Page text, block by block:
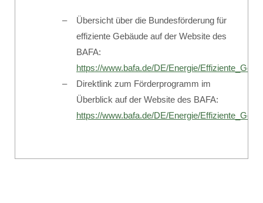
Übersicht über die Bundesförderung für
effiziente Gebäude auf der Website des
BAFA:
https://www.bafa.de/DE/Energie/
Direktlink zum Förderprogramm im
Überblick auf der Website des BAFA:
https://www.bafa.de/DE/Energie/